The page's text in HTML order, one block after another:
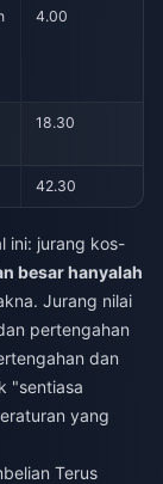
4.00
18.30
42.30
ini: jurang kos-
besar hanyalah
Jurang nilai
pertengahan
dan
"sentiasa
yang
Terus